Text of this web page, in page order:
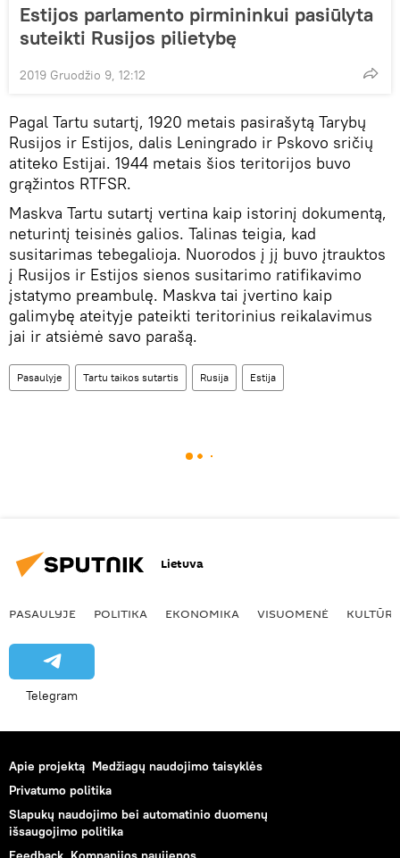
Estijos parlamento pirmininkui pasiūlyta
suteikti Rusijos pilietybę
2019 Gruodžio 9, 12:12
Pagal Tartu sutartį, 1920 metais pasirašytą Tarybų
Rusijos ir Estijos, dalis Leningrado ir Pskovo sričių
atiteko Estijai. 1944 metais šios teritorijos buvo
grąžintos RTFSR.
Maskva Tartu sutartį vertina kaip istorinį dokumentą,
neturintį teisinės galios. Talinas teigia, kad
susitarimas tebegalioja. Nuorodos į jį buvo įtrauktos
į Rusijos ir Estijos sienos susitarimo ratifikavimo
įstatymo preambulę. Maskva tai įvertino kaip
galimybę ateityje pateikti teritorinius reikalavimus
jai ir atsiėmė savo parašą.
Pasaulyje Tartu taikos sutartis Rusija Estija
Lietuva
PASAULYJE POLITIKA EKONOMIKA VISUOMENĖ KULTŪRA
Telegram
Apie projektą Medžiagų naudojimo taisyklės
Privatumo politika
Slapukų naudojimo bei automatinio duomenų
išsaugojimo politika